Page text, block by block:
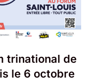
trinational de
le 6 octobre